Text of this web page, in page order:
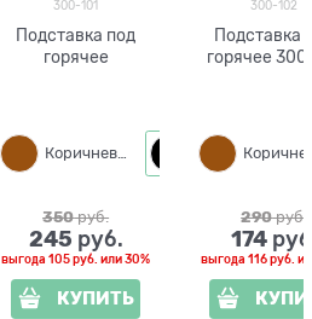
300-101
Подставка под
горячее
Коричневый Черный
350 руб.
245 руб.
выгода105 руб. или30%
КУПИТЬ
300-102
Подставка
горячее
290 руб.
174
выгода116 руб.